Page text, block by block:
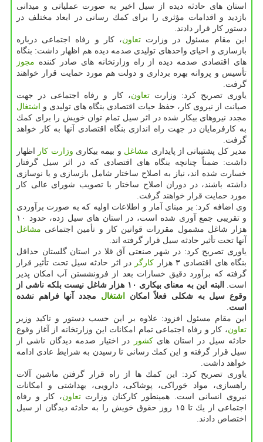
استان های حادثه دیده از سیل اخیر به صورت عملیاتی و میدانی
بازدید و اقدامات مؤثری را برای كمك رسانی در ابعاد مختلف در
دستور كار قرار دادند.
این مقام مسئول در وزارت تعاون، كار و رفاه اجتماعی درباره
بازسازی و احیای واحدهای تولیدی صدمه دیده هم اظهار داشت: بنگاه
های اقتصادی صدمه دیده از راه وزارتخانه های صادر كننده مجوز
تأسیس و پروانه بهره برداری و دولت هم مورد حمایت قرار خواهند
گرفت.
یاوری تصریح كرد: وزارتتعاون، كار و رفاه اجتماعی در جهت
صیانت از نیروی كار، حفظ حیات اقتصادی بنگاه های تولیدی و
اشتغال
مجدد نیروهای بیكار شده در اثر سیل تمام توان خویش را برای كمك
به كارفرمایان در جهت راه اندازی بنگاه اقتصادی آنها به كار خواهد
گرفت.
مدیر كل پشتیبانی از پایداری مشاغل و بیمه بیكاری وزارت كار
اظهار
داشت: ضمناً چنانچه بنگاه های اقتصادی كه در اثر سیل گرفتار
خسارت شده اند، نیاز به اصلاح ساختار شامل بازسازی و یا نوسازی
داشته باشند، در دوران اصلاح ساختار با تصویب شورای عالی كار
مورد حمایت قرار خواهند گرفت.
وی اضافه كرد: بر مبنای آمار و اطلاعات اولیه كه به صورت برآوردی
و تقریبی جمع آوری شده است، در استان های سیل زده، حدود ۱۰
هزار شاغل مشمول مقررات قوانین كار و تأمین اجتماعی مشاغل
آنها تحت تأثیر حادثه سیل قرار گرفته اند.
یاوری تصریح كرد: در شهر صنعتی آق قلا در استان گلستان حداقل
بنگاه های اقتصادی ۳ هزار
كارگر در اثر حادثه سیل تحت تأثیر قرار
گرفته كه برآورد دقیق خسارات بعد از فرونشستن آب امكان پذیر
است.
البته این به معنای بیكاری ۱۰ هزار شاغل نیست بلكه ناشی از
وقوع سیل به شكلی فعلاً امكان
اشتغال مجدد آنها فراهم نشده
است.
این مقام مسئول افزود: علاوه بر این حسب دستور و تاكید وزیر
تعاون، كار و رفاه اجتماعی تمام امكانات این وزارتخانه از آغاز وقوع
حادثه سیل در استان هایكشور
در اختیار صدمه دیدگان ناشی از
سیل قرار گرفته و این كمك رسانی تا رسیدن به شرایط عادی ادامه
خواهد داشت.
یاوری تصریح كرد: این كمك ها از راه قرار گرفتن ماشین آلات
راهسازی، مواد خوراكی، پوشاكی، دارویی، بهداشتی و امكانات
نیروی انسانی است. همینطور كاركنان وزارتتعاون، كار و رفاه
اجتماعی از یك تا ۱۵ روز حقوق خویش را به حادثه دیدگان از سیل
اختصاص دادند.